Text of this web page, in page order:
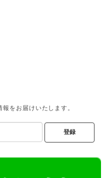
をお届けいたします。
登録